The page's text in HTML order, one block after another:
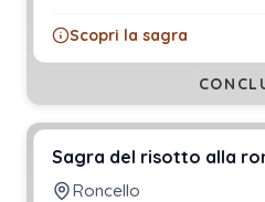
Scopri la sagra
Sagra del risotto alla
Roncello